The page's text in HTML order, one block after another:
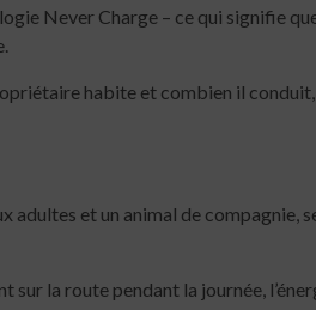
Never Charge – ce qui signifie
habite et combien il conduit,
adultes et un animal de compagnie,
la route pendant la journée,